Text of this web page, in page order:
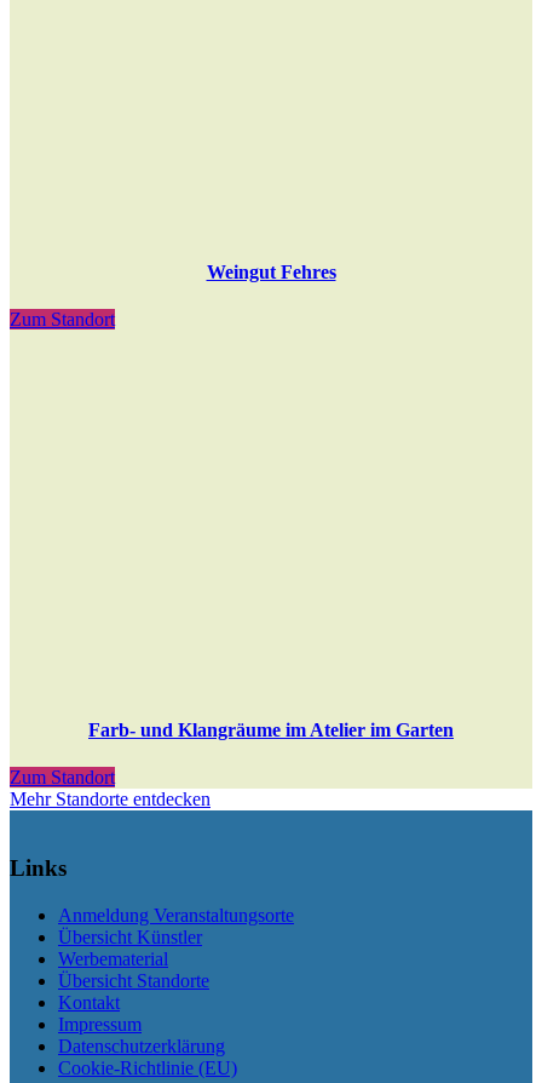
Weingut Fehres
Zum Standort
Farb- und Klangräume im Atelier im Garten
Zum Standort
Mehr Standorte entdecken
Links
Anmeldung Veranstaltungsorte
Übersicht Künstler
Werbematerial
Übersicht Standorte
Kontakt
Impressum
Datenschutzerklärung
Cookie-Richtlinie (EU)